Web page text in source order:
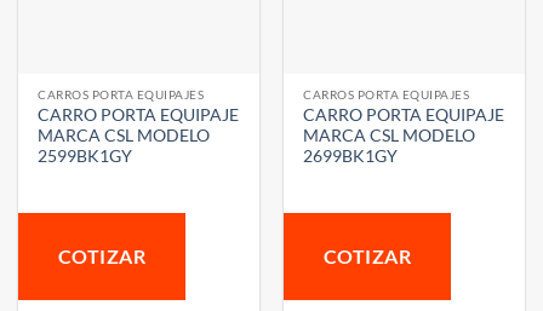
CARROS PORTA EQUIPAJES
CARRO PORTA EQUIPAJE
MARCA CSL MODELO
2599BK1GY
COTIZAR
CARROS PORTA EQUIPAJES
CARRO PORTA EQUIPAJE
MARCA CSL MODELO
2699BK1GY
COTIZAR